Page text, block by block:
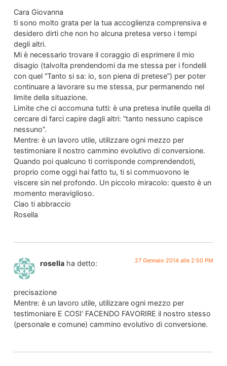
Cara Giovanna
ti sono molto grata per la tua accoglienza comprensiva e
desidero dirti che non ho alcuna pretesa verso i tempi
degli altri.
Mi è necessario trovare il coraggio di esprimere il mio
disagio (talvolta prendendomi da me stessa per i fondelli
con quel “Tanto si sa: io, son piena di pretese”) per poter
continuare a lavorare su me stessa, pur permanendo nel
limite della situazione.
Limite che ci accomuna tutti: è una pretesa inutile quella di
cercare di farci capire dagli altri: “tanto nessuno capisce
nessuno”.
Mentre: è un lavoro utile, utilizzare ogni mezzo per
testimoniare il nostro cammino evolutivo di conversione.
Quando poi qualcuno ti corrisponde comprendendoti,
proprio come oggi hai fatto tu, ti si commuovono le
viscere sin nel profondo. Un piccolo miracolo: questo è un
momento meraviglioso.
Ciao ti abbraccio
Rosella
rosella ha detto: 27 Gennaio 2014 alle 2:50 PM
precisazione
Mentre: è un lavoro utile, utilizzare ogni mezzo per
testimoniare E COSI’ FACENDO FAVORIRE il nostro stesso
(personale e comune) cammino evolutivo di conversione.